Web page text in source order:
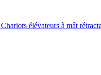
Chariots élévateurs à mât